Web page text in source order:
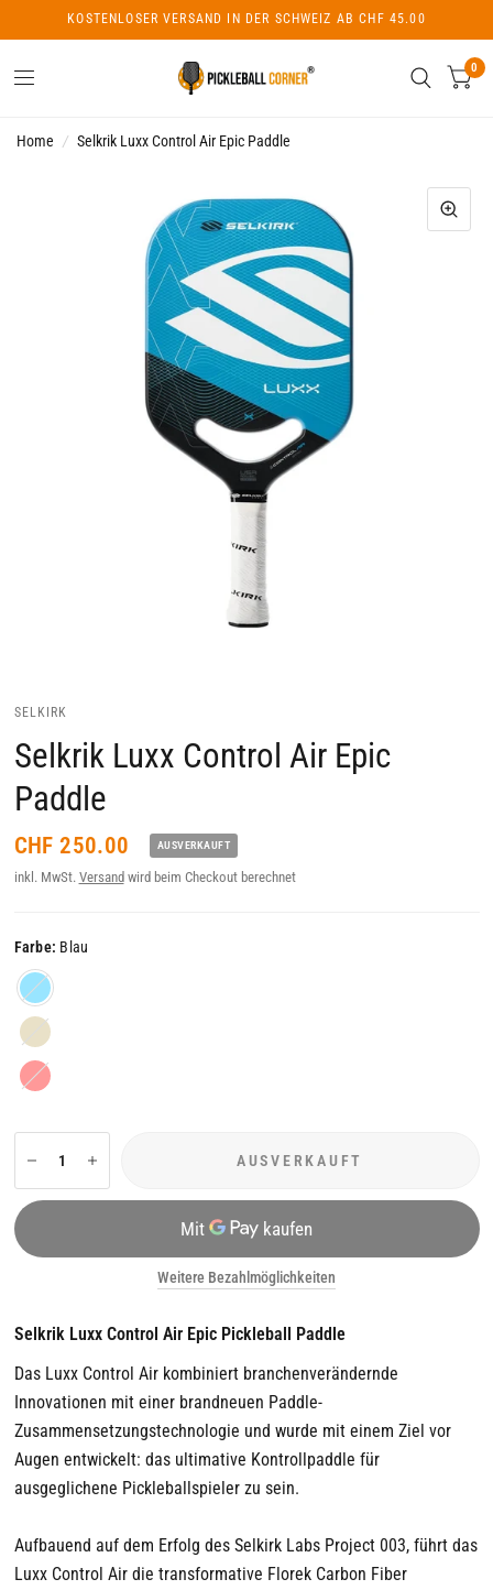
KOSTENLOSER VERSAND IN DER SCHWEIZ AB CHF 45.00
0
Home / Selkrik Luxx Control Air Epic Paddle
SELKIRK
Selkrik Luxx Control Air Epic
Paddle
CHF 250.00 AUSVERKAUFT
inkl. MwSt. Versand wird beim Checkout berechnet
Farbe: Blau
Blau
Gold
Rot
AUSVERKAUFT
Weitere Bezahlmöglichkeiten
Selkrik Luxx Control Air Epic Pickleball Paddle
Das Luxx Control Air kombiniert branchenverändernde
Innovationen mit einer brandneuen Paddle-
Zusammensetzungstechnologie und wurde mit einem Ziel vor
Augen entwickelt: das ultimative Kontrollpaddle für
ausgeglichene Pickleballspieler zu sein.
Aufbauend auf dem Erfolg des Selkirk Labs Project 003, führt das
Luxx Control Air die transformative Florek Carbon Fiber